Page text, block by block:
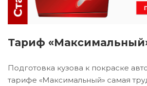
Тариф
Подготовка кузова к покраске
тарифе «Максимальный» самая